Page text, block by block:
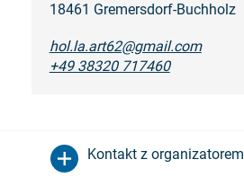
18461 Gremersdorf-Buchholz
hol.la.art62@gmail.com
+49 38320 717460
Kontakt z organizatorem